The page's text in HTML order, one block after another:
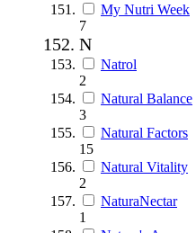
My Nutri Week
7
N
Natrol
2
Natural Balance
3
Natural Factors
15
Natural Vitality
2
NaturaNectar
1